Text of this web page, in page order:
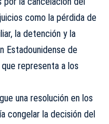
como la pérdida de
la detención y la
Estadounidense de
representa a los
una resolución en los
congelar la decisión del